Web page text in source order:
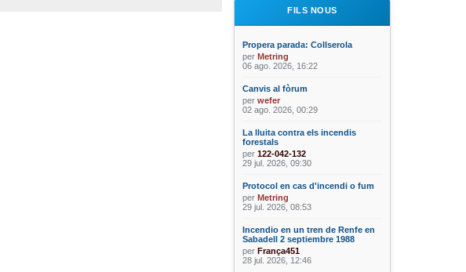
FILS NOUS
Propera parada: Collserola
per Metring
06 ago. 2026, 16:22
Canvis al fòrum
per wefer
02 ago. 2026, 00:29
La lluita contra els incendis
forestals
per 122-042-132
29 jul. 2026, 09:30
Protocol en cas d'incendi o fum
per Metring
29 jul. 2026, 08:53
Incendio en un tren de Renfe en
Sabadell 2 septiembre 1988
per França451
28 jul. 2026, 12:46